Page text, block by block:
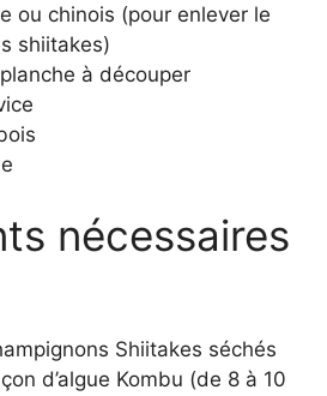
ou chinois (pour enlever le
shiitakes)
à découper
nécessaires
Shiitakes séchés
d’algue Kombu (de 8 à 10